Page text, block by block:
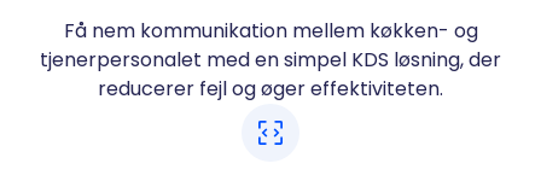
Få nem kommunikation mellem køkken- og
tjenerpersonalet med en simpel KDS løsning, der
reducerer fejl og øger effektiviteten.